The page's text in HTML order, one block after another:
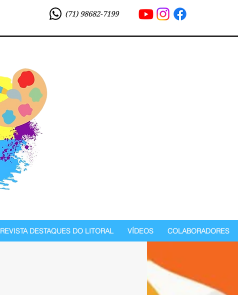
(71) 98682-7199
REVISTA DESTAQUES DO LITORAL VÍDEOS COLABORADORES